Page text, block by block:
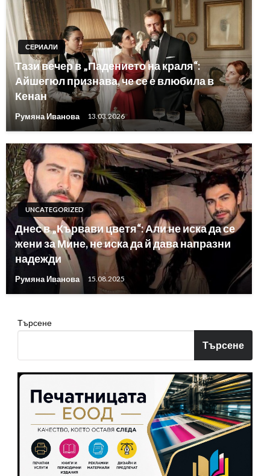
СЕРИАЛИ
Тази вечер в „Падението на краля“:
Айшегюл признава, че се е влюбила в
Кенан
Румяна Иванова 13.03.2026
UNCATEGORIZED
Днес в „Кървави цветя“: Али не иска да се
жени за Мине, не иска да й дава напразни
надежди
Румяна Иванова 15.08.2025
Търсене
Търсене